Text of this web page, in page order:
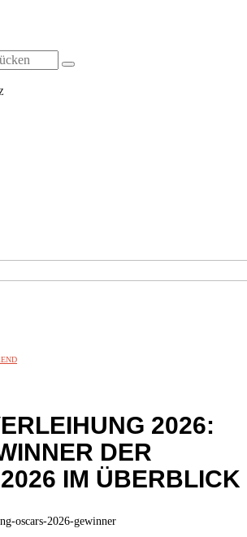
2026:
DER
IM ÜBERBLICK